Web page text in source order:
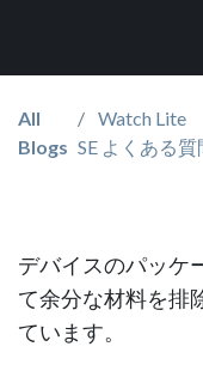
All
Blogs
Watch Lite
SE よくある質
デバイスのパッケ
て余分な材料を排
ています。